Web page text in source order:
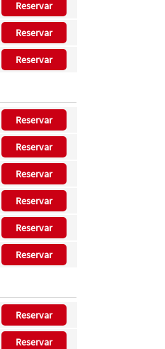
Reservar
Reservar
Reservar
Reservar
Reservar
Reservar
Reservar
Reservar
Reservar
Reservar
Reservar